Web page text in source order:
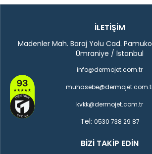
İLETİŞİM
Madenler Mah. Baraj Yolu Cad.
Ümraniye / İstanbul
info@dermojet.com.tr
kvkk@dermojet.com.tr
Tel: 0530 738 29 87
BIZI TAKIP EDIN